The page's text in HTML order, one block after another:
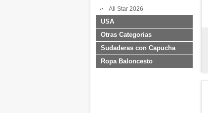
All Star 2026
USA
Otras Categorias
Sudaderas con Capucha
Ropa Baloncesto